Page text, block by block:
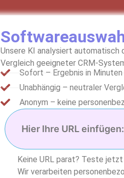
Unsere KI analysiert automatisch
Vergleich geeigneter CRM-
Sofort – Ergebnis in Minuten
Unabhängig – neutraler
Anonym – keine
Keine URL parat? Teste
Wir verarbeiten